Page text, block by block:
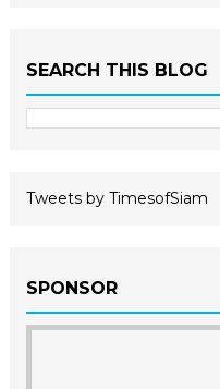
SEARCH THIS BLOG
Tweets by TimesofSiam
SPONSOR